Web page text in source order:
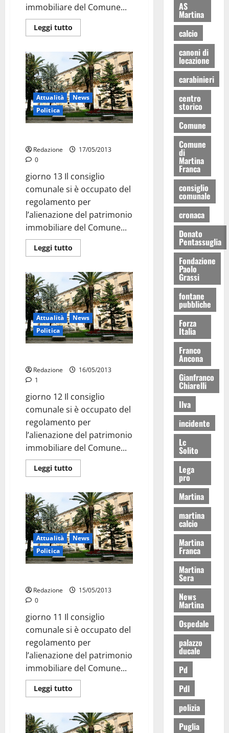
immobiliare del Comune...
Leggi tutto
Attualità
News
Politica
Redazione
17/05/2013
0
giorno 13 Il consiglio
comunale si è occupato del
regolamento per
l’alienazione del patrimonio
immobiliare del Comune...
Leggi tutto
Attualità
News
Politica
Redazione
16/05/2013
1
giorno 12 Il consiglio
comunale si è occupato del
regolamento per
l’alienazione del patrimonio
immobiliare del Comune...
Leggi tutto
Attualità
News
Politica
Redazione
15/05/2013
0
giorno 11 Il consiglio
comunale si è occupato del
regolamento per
l’alienazione del patrimonio
immobiliare del Comune...
Leggi tutto
AS
Martina
calcio
canoni di
locazione
carabinieri
centro
storico
Comune
Comune
di
Martina
Franca
consiglio
comunale
cronaca
Donato
Pentassuglia
Fondazione
Paolo
Grassi
fontane
pubbliche
Forza
Italia
Franco
Ancona
Gianfranco
Chiarelli
Ilva
incidente
Lc
Solito
Lega
pro
Martina
martina
calcio
Martina
Franca
Martina
Sera
News
Martina
Ospedale
palazzo
ducale
Pd
Pdl
polizia
Puglia